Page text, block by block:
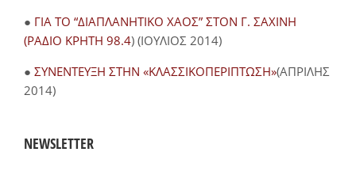
● ΓΙΑ ΤΟ “ΔΙΑΠΛΑΝΗΤΙΚΟ ΧΑΟΣ” ΣΤΟΝ Γ. ΣΑΧΙΝΗ
(ΡΑΔΙΟ ΚΡΗΤΗ 98.4) (ΙΟΥΛΙΟΣ 2014)
● ΣΥΝΕΝΤΕΥΞΗ ΣΤΗΝ «ΚΛΑΣΣΙΚΟΠΕΡΙΠΤΩΣΗ»(ΑΠΡΙΛΗΣ
2014)
NEWSLETTER